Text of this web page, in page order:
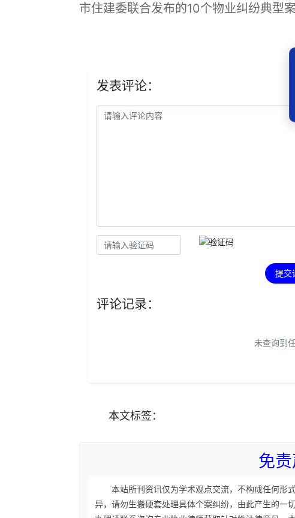
市住建委联合发布的10个物业纠纷典型案
发表评论：
提交
评论记录：
未查询到
本文标签：
免
本站所刊资讯仅为学术观点交流，不构成任何形
异，请勿生搬硬套处理具体个案纠纷，由此产生的一